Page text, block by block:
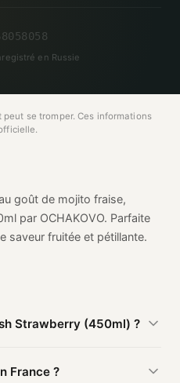
80 58058
en Russie
se tromper. Ces informations
goût de mojito fraise,
par OCHAKOVO. Parfaite
saveur fruitée et pétillante.
Strawberry (450ml) ?
est fabriqué en
France ?